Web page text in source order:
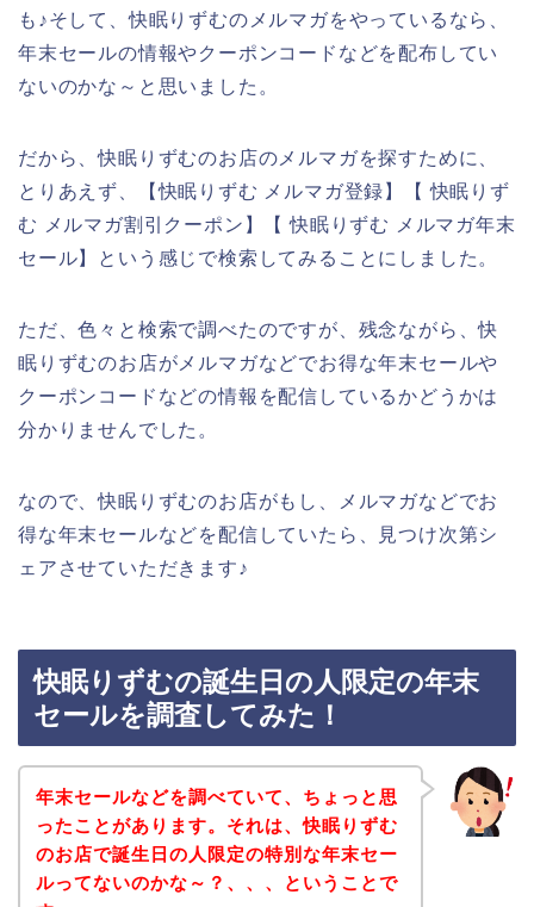
も♪そして、快眠りずむのメルマガをやっているなら、
年末セールの情報やクーポンコードなどを配布してい
ないのかな～と思いました。
だから、快眠りずむのお店のメルマガを探すために、
とりあえず、【快眠りずむ メルマガ登録】【 快眠りず
む メルマガ割引クーポン】【 快眠りずむ メルマガ年末
セール】という感じで検索してみることにしました。
ただ、色々と検索で調べたのですが、残念ながら、快
眠りずむのお店がメルマガなどでお得な年末セールや
クーポンコードなどの情報を配信しているかどうかは
分かりませんでした。
なので、快眠りずむのお店がもし、メルマガなどでお
得な年末セールなどを配信していたら、見つけ次第シ
ェアさせていただきます♪
快眠りずむの誕生日の人限定の年末
セールを調査してみた！
年末セールなどを調べていて、ちょっと思
ったことがあります。それは、快眠りずむ
のお店で誕生日の人限定の特別な年末セー
ルってないのかな～？、、、ということで